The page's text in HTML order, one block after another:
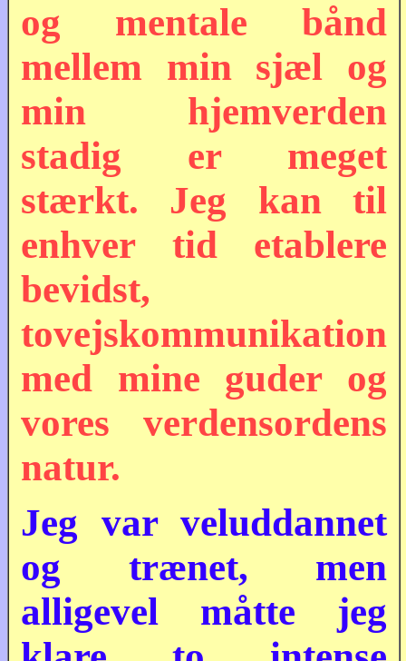
og mentale bånd
mellem min sjæl og
min hjemverden
stadig er meget
stærkt. Jeg kan til
enhver tid etablere
bevidst,
tovejskommunikation
med mine guder og
vores verdensordens
natur.
Jeg var veluddannet
og trænet, men
alligevel måtte jeg